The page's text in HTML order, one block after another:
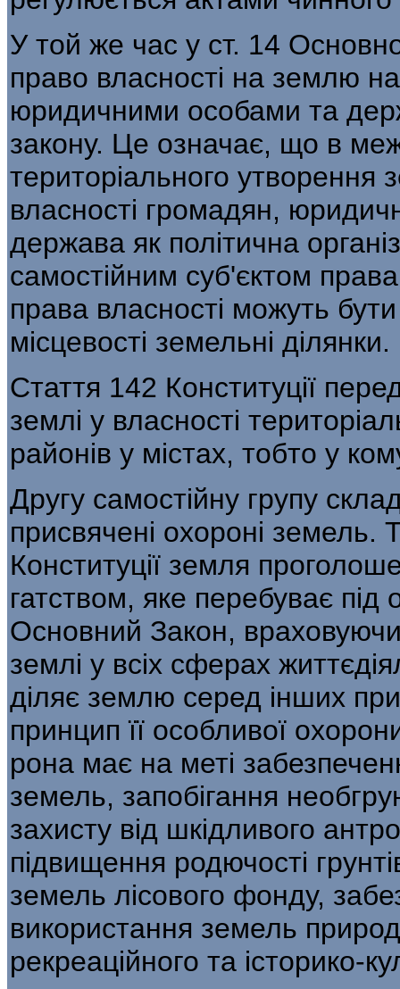
У той же час у ст. 14
право власності на землю
юридич­ними особами та
закону. Це означає, що в
територіально­го
власності громадян,
держава як політична
самостійним суб'єктом
права власності можуть
місцевості земельні ділянки.
Стаття 142 Конституції
землі у власності
районів у містах, тобто у
Другу самостійну групу
присвячені охороні земель.
Конституції земля
гатством, яке перебуває
Основний Закон,
землі у всіх сферах
діляє землю серед інших
принцип її особливої
рона має на меті
земель, запобігання
захисту від шкідливого
підвищення родючості
земель лісового фонду,
ви­користання земель
рекре­аційного та історико-